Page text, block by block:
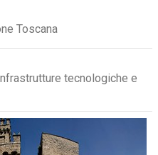
Toscana
tecnologiche e